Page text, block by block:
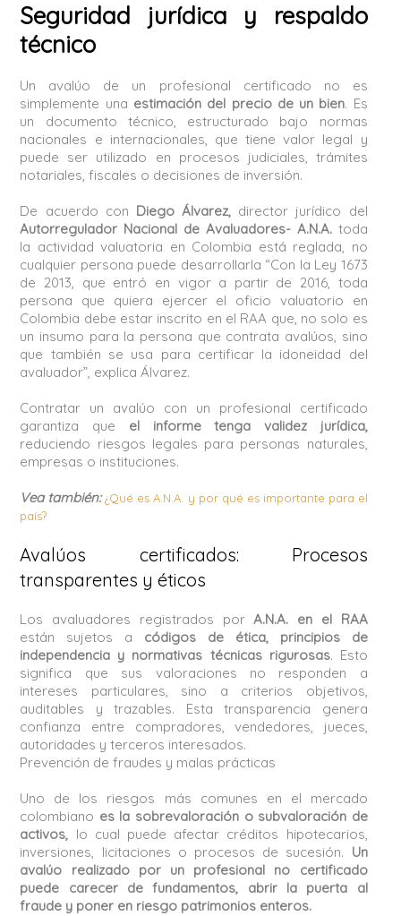
Seguridad jurídica y respaldo
técnico
Un avalúo de un profesional certificado no es
simplemente una estimación del precio de un bien. Es
un documento técnico, estructurado bajo normas
nacionales e internacionales, que tiene valor legal y
puede ser utilizado en procesos judiciales, trámites
notariales, fiscales o decisiones de inversión.
De acuerdo con Diego Álvarez, director jurídico del
Autorregulador Nacional de Avaluadores- A.N.A.toda
la actividad valuatoria en Colombia está reglada, no
cualquier persona puede desarrollarla “Con la Ley 1673
de 2013, que entró en vigor a partir de 2016, toda
persona que quiera ejercer el oficio valuatorio en
Colombia debe estar inscrito en el RAA que, no solo es
un insumo para la persona que contrata avalúos, sino
que también se usa para certificar la idoneidad del
avaluador”, explica Álvarez.
Contratar un avalúo con un profesional certificado
garantiza que el informe tenga validez jurídica,
reduciendo riesgos legales para personas naturales,
empresas o instituciones.
Vea también:¿Qué es A.N.A. y por qué es importante para el
país?
Avalúos certificados: Procesos
transparentes y éticos
Los avaluadores registrados porA.N.A. en el RAA
están sujetos a códigos de ética, principios de
independencia y normativas técnicas rigurosas. Esto
significa que sus valoraciones no responden a
intereses particulares, sino a criterios objetivos,
auditables y trazables. Esta transparencia genera
confianza entre compradores, vendedores, jueces,
autoridades y terceros interesados.
Prevención de fraudes y malas prácticas
Uno de los riesgos más comunes en el mercado
colombiano es la sobrevaloración o subvaloración de
activos, lo cual puede afectar créditos hipotecarios,
inversiones, licitaciones o procesos de sucesión. Un
avalúo realizado por un profesional no certificado
puede carecer de fundamentos, abrir la puerta al
fraude y poner en riesgo patrimonios enteros.